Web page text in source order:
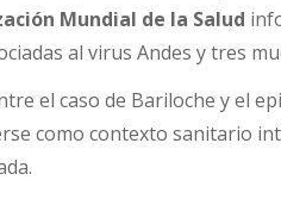
Mundial de la Salud
al virus Andes y tres
el caso de Bariloche y el
como contexto sanitario